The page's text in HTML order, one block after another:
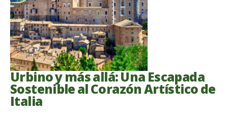
Urbino y más allá: Una Escapada
Sostenible al Corazón Artístico de
Italia